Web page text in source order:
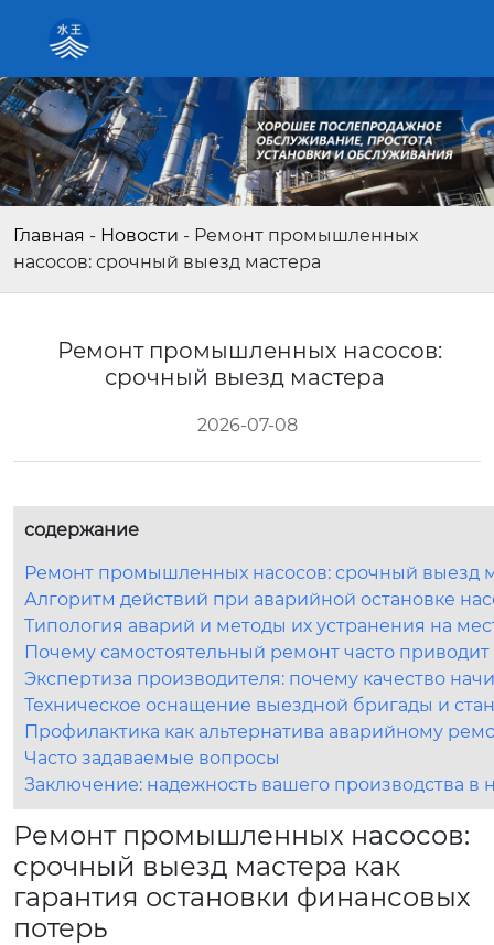
Главная - Новости - Ремонт промышленных
насосов: срочный выезд мастера
Ремонт промышленных насосов:
срочный выезд мастера
2026-07-08
содержание
Ремонт промышленных насосов: срочный выезд
Алгоритм действий при аварийной остановке
Типология аварий и методы их устранения на
Почему самостоятельный ремонт часто
Экспертиза производителя: почему качество
Техническое оснащение выездной бригады и
Профилактика как альтернатива аварийному
Часто задаваемые вопросы
Заключение: надежность вашего производства в
Ремонт промышленных насосов:
срочный выезд мастера как
гарантия остановки финансовых
потерь